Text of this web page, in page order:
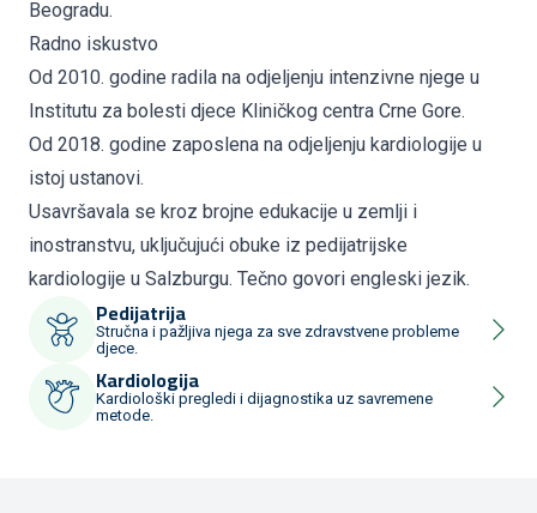
Beogradu.
Radno iskustvo
Od 2010. godine radila na odjeljenju intenzivne njege u
Institutu za bolesti djece Kliničkog centra Crne Gore.
Od 2018. godine zaposlena na odjeljenju kardiologije u
istoj ustanovi.
Usavršavala se kroz brojne edukacije u zemlji i
inostranstvu, uključujući obuke iz pedijatrijske
kardiologije u Salzburgu. Tečno govori engleski jezik.
Pedijatrija
Stručna i pažljiva njega za sve zdravstvene probleme
djece.
Kardiologija
Kardiološki pregledi i dijagnostika uz savremene
metode.